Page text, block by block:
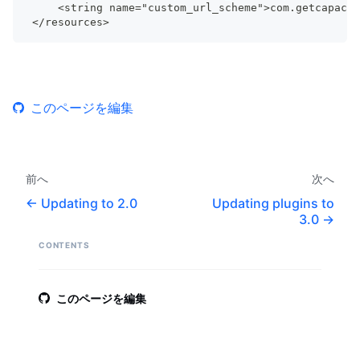
<string
</resources>
このページを編集
前へ
Updating to 2.0
次へ
Updating plugins to
3.0
CONTENTS
このページを編集